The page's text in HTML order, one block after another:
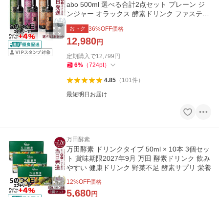
abo 500ml 選べる合計2点セット プレーン ジ
ンジャー オラックス 酵素ドリンク ファスティ
ング
おトク 36%OFF価格
12,980円
定期購入で12,799 円
6% （724pt）
4.85（ 101件）
最短明日お届け
万田酵素
万田酵素 ドリンクタイプ 50ml × 10本 3個セッ
ト 賞味期限2027年9月 万田 酵素ドリンク 飲み
やすい 健康ドリンク 野菜不足 酵素サプリ 栄養
12%OFF価格
5,680円